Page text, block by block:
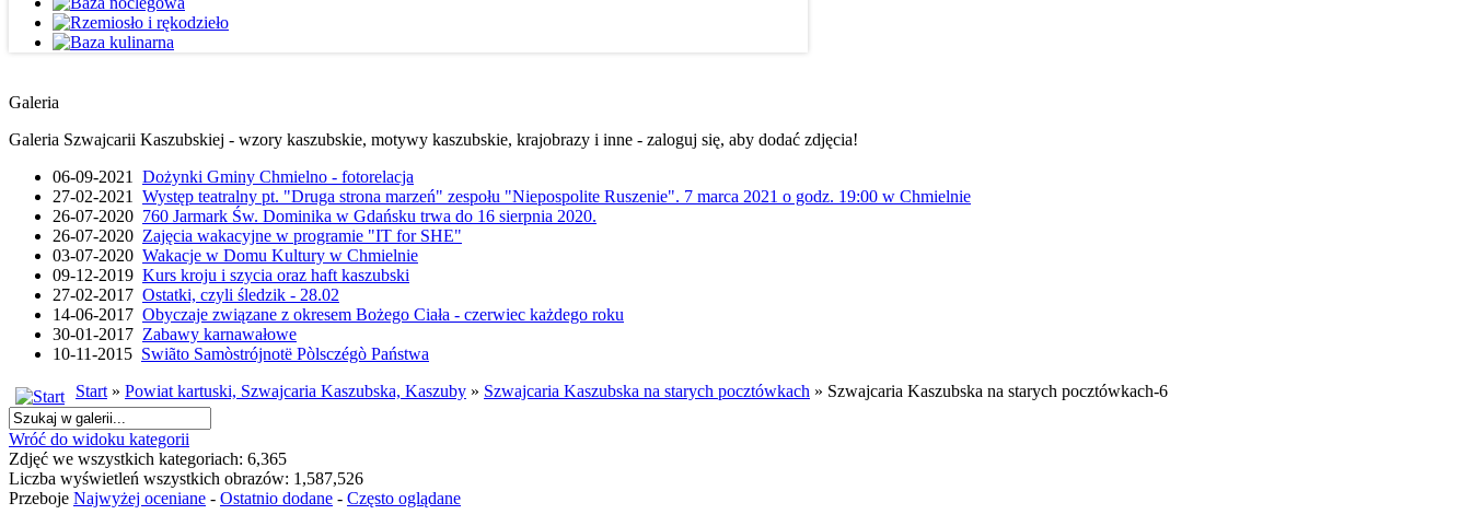
Galeria
Galeria Szwajcarii Kaszubskiej - wzory kaszubskie, motywy kaszubskie, krajobrazy i inne - zaloguj się, aby dodać zdjęcia!
06-09-2021 Dożynki Gminy Chmielno - fotorelacja
27-02-2021 Występ teatralny pt. "Druga strona marzeń" zespołu "Niepospolite Ruszenie". 7 marca 2021 o godz. 19:00 w Chmielnie
26-07-2020 760 Jarmark Św. Dominika w Gdańsku trwa do 16 sierpnia 2020.
26-07-2020 Zajęcia wakacyjne w programie "IT for SHE"
03-07-2020 Wakacje w Domu Kultury w Chmielnie
09-12-2019 Kurs kroju i szycia oraz haft kaszubski
27-02-2017 Ostatki, czyli śledzik - 28.02
14-06-2017 Obyczaje związane z okresem Bożego Ciała - czerwiec każdego roku
30-01-2017 Zabawy karnawałowe
10-11-2015 Swiãto Samòstrójnotë Pòlsczégò Państwa
Start» Powiat kartuski, Szwajcaria Kaszubska, Kaszuby » Szwajcaria Kaszubska na starych pocztówkach » Szwajcaria Kaszubska na starych pocztówkach-6
Wróć do widoku kategorii
Zdjęć we wszystkich kategoriach: 6,365
Liczba wyświetleń wszystkich obrazów: 1,587,526
Przeboje Najwyżej oceniane - Ostatnio dodane - Często oglądane